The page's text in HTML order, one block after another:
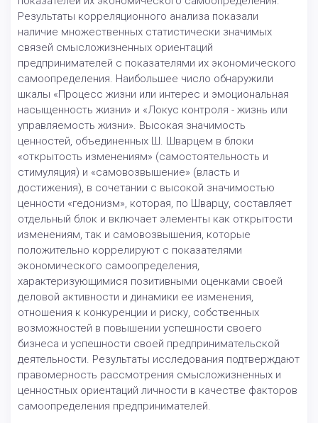
Результаты корреляционного анализа показали
наличие множественных статистически значимых
связей смысложизненных ориентаций
предпринимателей с показателями их экономического
самоопределения. Наибольшее число обнаружили
шкалы «Процесс жизни или интерес и эмоциональная
насыщенность жизни» и «Локус контроля - жизнь или
управляемость жизни». Высокая значимость
ценностей, объединенных Ш. Шварцем в блоки
«открытость изменениям» (самостоятельность и
стимуляция) и «самовозвышение» (власть и
достижения), в сочетании с высокой значимостью
ценности «гедонизм», которая, по Шварцу, составляет
отдельный блок и включает элементы как открытости
изменениям, так и самовозвышения, которые
положительно коррелируют с показателями
экономического самоопределения,
характеризующимися позитивными оценками своей
деловой активности и динамики ее изменения,
отношения к конкуренции и риску, собственных
возможностей в повышении успешности своего
бизнеса и успешности своей предпринимательской
деятельности. Результаты исследования подтверждают
правомерность рассмотрения смысложизненных и
ценностных ориентаций личности в качестве факторов
самоопределения предпринимателей.